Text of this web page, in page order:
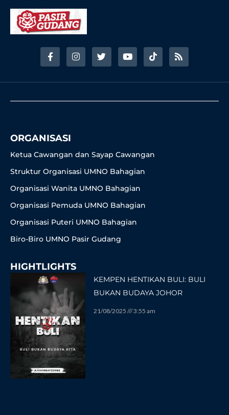
F
a
c
b
o
I
n
s
a
r
T
w
i
t
r
Y
o
u
u
e
T
i
k
o
R
s
s
ORGANISASI
Ketua Cawangan dan Sayap Cawangan
Struktur Organisasi UMNO Bahagian
Organisasi Wanita UMNO Bahagian
Organisasi Pemuda UMNO Bahagian
Organisasi Puteri UMNO Bahagian
Biro-Biro UMNO Pasir Gudang
HIGHTLIGHTS
KEMPEN HENTIKAN BULI: BULI
BUKAN BUDAYA JOHOR
21/08/2025 3:55 am